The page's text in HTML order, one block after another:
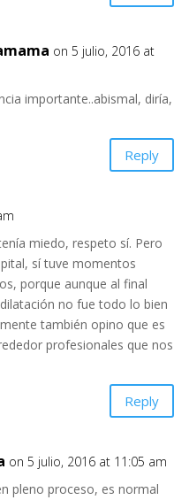
on 5 julio, 2016 at
importante..abismal, diría,
Reply
miedo, respeto sí. Pero
sí tuve momentos
porque aunque al final
no fue todo lo bien
también opino que es
profesionales que nos
Reply
on 5 julio, 2016 at 11:05 am
pleno proceso, es normal